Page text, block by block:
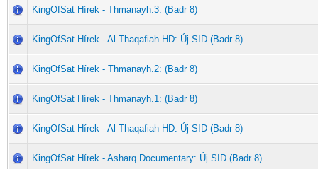
KingOfSat Hírek - Thmanayh.3: (Badr 8)
KingOfSat Hírek - Al Thaqafiah HD: Új SID (Badr 8)
KingOfSat Hírek - Thmanayh.2: (Badr 8)
KingOfSat Hírek - Thmanayh.1: (Badr 8)
KingOfSat Hírek - Al Thaqafiah HD: Új SID (Badr 8)
KingOfSat Hírek - Asharq Documentary: Új SID (Badr 8)